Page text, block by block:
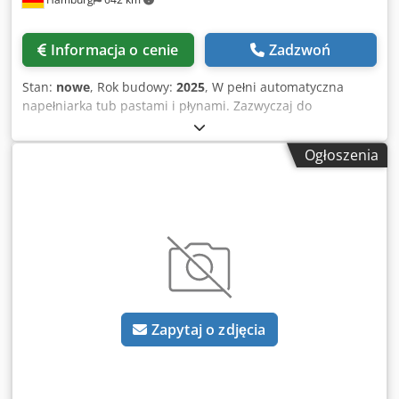
wymagane jest jedno koryto); Długość rurki: 50-180mm;
Liczba głowic napełniających: 1; Pojemność pojemnika
wykonane są ze stali nierdzewnej 316L; Napięcie zasilania:
220/380V, pobór mocy: 3,1kW; Sprężone powietrze: 0,4-
0,6MPa; Wymiary maszyny: Dł. 1950 x szer. 750 x wys. 1850
mm; Masa maszyny: 900kg. Cjdpfev Nldhex Apvjrf Prosimy
pamiętać, że nasze nowe ceny są często niższe od zwykle
różnych nowych maszyn. Ponadto oferujemy bardzo krótkie
terminy realizacji zamówień, wynoszące około 3 tygodni w
przypadku maszyn wyprodukowanych według specyfikacji
klienta. - Wszystkie maszyny dostępne są z pełną
Informacja o cenie Zadzwoń
Stan: nowe, Rok budowy: 2025, W pełni automatyczna
napełniarka tub pastami i płynami. Zazwyczaj do
kosmetyków takich jak makijaż, kremy, produkty do
pielęgnacji ogólnej takie jak żel pod prysznic, szampon do
włosów, żel do włosów, pasta do zębów, krem z filtrem
w korycie) na podstawie oznaczeń nadrukowanych na
tubach oraz napełnianie i zamykanie probówek. Przed
napełnieniem rurkę płucze się powietrzem, aby zapobiec
zanieczyszczeniu. Funkcja „brak rurki, brak napełnienia”
jest również standardem. W zestawie znajduje się układ
chłodzenia wodnego, drukarka partii/daty oraz jednostka
dozująca, składająca się z pneumatycznej pompy tłokowej i
Ogłoszenia
Zapytaj o zdjęcia